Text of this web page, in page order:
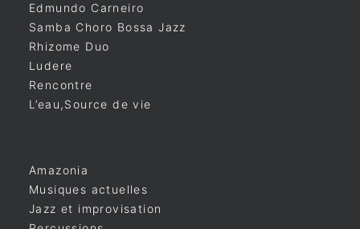
Edmundo Carneiro
Samba Choro Bossa Jazz
Rhizome Duo
Ludere
Rencontre
L’eau,Source de vie
Amazonia
Musiques actuelles
Jazz et improvisation